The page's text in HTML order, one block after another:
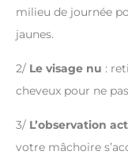
milieu de journée
jaunes.
2/ Le visage nu :
cheveux pour ne
3/ L’observation
votre mâchoire